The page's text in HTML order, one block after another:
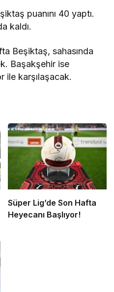
puanını 40 yaptı.
kaldı.
Beşiktaş, sahasında
Başakşehir ise
ile karşılaşacak.
Süper Lig’de Son Hafta
Heyecanı Başlıyor!